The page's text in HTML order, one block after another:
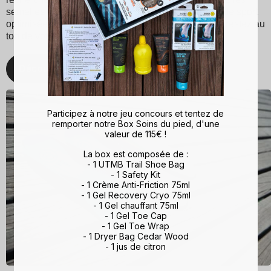
semelles Sidas pour une expérience de marche et de sport
optimisée. Avec Sidas, prenez soin de vos pieds et restez au
top de votre forme, quelle que soit l'activité !
Découvrez
Participez à notre jeu concours et tentez de
remporter notre Box Soins du pied, d'une
valeur de 115€ !
La box est composée de :
- 1 UTMB Trail Shoe Bag
- 1 Safety Kit
- 1 Crème Anti-Friction 75ml
- 1 Gel Recovery Cryo 75ml
- 1 Gel chauffant 75ml
- 1 Gel Toe Cap
- 1 Gel Toe Wrap
- 1 Dryer Bag Cedar Wood
- 1 jus de citron